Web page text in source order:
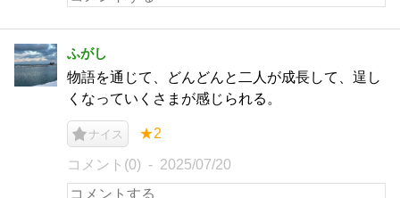
ふがし
物語を通じて、どんどんと二人が成長して、逞し
くなっていくさまが感じられる。
ナイス ★2
コメント(0) 2025/07/20